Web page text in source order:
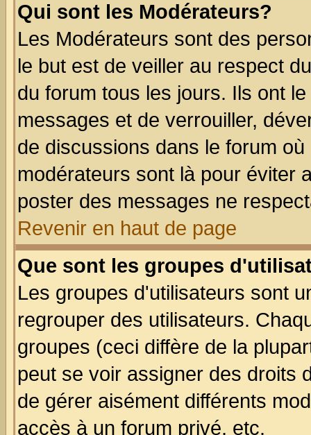
Qui sont les Modérateurs?
Les Modérateurs sont des
le but est de veiller au respect
du forum tous les jours. Ils ont
messages et de verrouiller,
de discussions dans le forum
modérateurs sont là pour éviter
poster des messages ne
Revenir en haut de page
Que sont les groupes
Les groupes d'utilisateurs sont
regrouper des utilisateurs.
groupes (ceci diffère de la
peut se voir assigner des droits
de gérer aisément différents
accès à un forum privé, etc.